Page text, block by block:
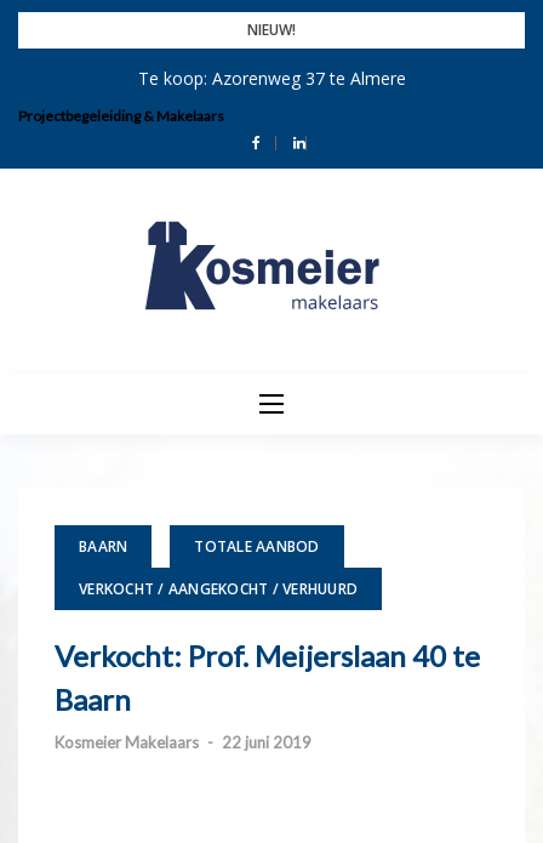
Skip
NIEUW!
Te koop: Azorenweg 37 te Almere
Projectbegeleiding & Makelaars
BAARN TOTALE AANBOD
VERKOCHT / AANGEKOCHT / VERHUURD
Verkocht: Prof. Meijerslaan 40 te
Baarn
Kosmeier Makelaars - 22 juni 2019